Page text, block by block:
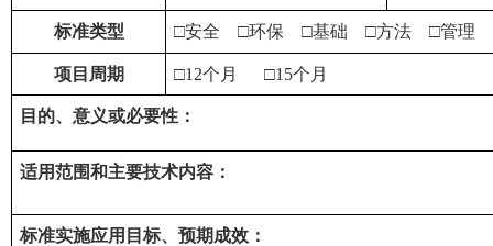
标准类型 □安全 □环保 □基础 □方法 □管理
项目周期 □12个月 □15个月
目的、意义或必要性：
适用范围和主要技术内容：
标准实施应用目标、预期成效：